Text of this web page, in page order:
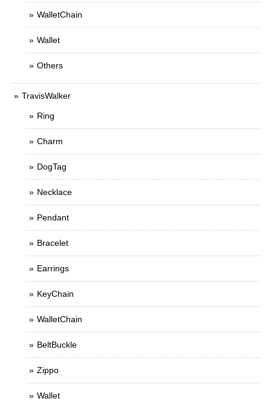
WalletChain
Wallet
Others
TravisWalker
Ring
Charm
DogTag
Necklace
Pendant
Bracelet
Earrings
KeyChain
WalletChain
BeltBuckle
Zippo
Wallet